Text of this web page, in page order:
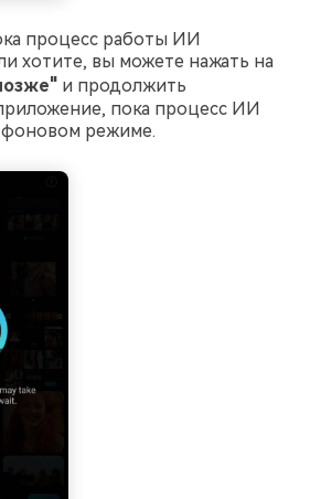
процесс работы ИИ
хотите, вы можете нажать на
и продолжить
пока процесс ИИ
фоновом режиме.